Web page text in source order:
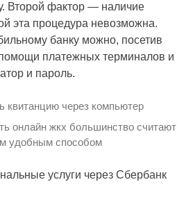
Второй фактор — наличие
эта процедура невозможна.
банку можно, посетив
платежных терминалов и
и пароль.
онлайн жкх большинство считают
удобным способом
услуги через Сбербанк